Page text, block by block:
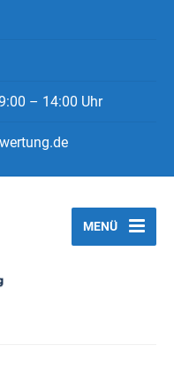
– 14:00 Uhr
MENÜ